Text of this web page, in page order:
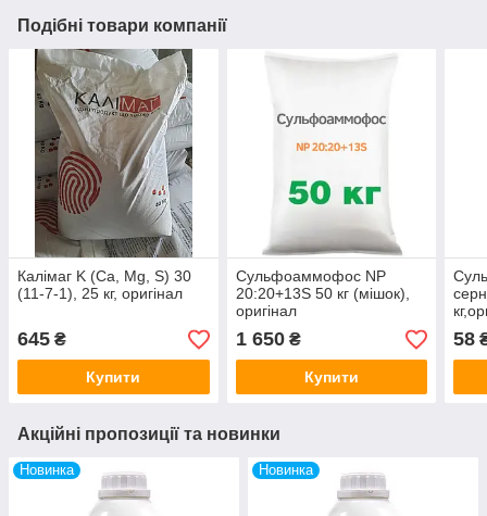
Подібні товари компанії
Калімаг K (Ca, Mg, S) 30
(11-7-1), 25 кг, оригінал
645 ₴
Купити
Сульфоаммофос NP
20:20+13S 50 кг (мішок),
оригінал
1 650₴
Купити
58
Акційні пропозиції та новинки
Новинка Новинка